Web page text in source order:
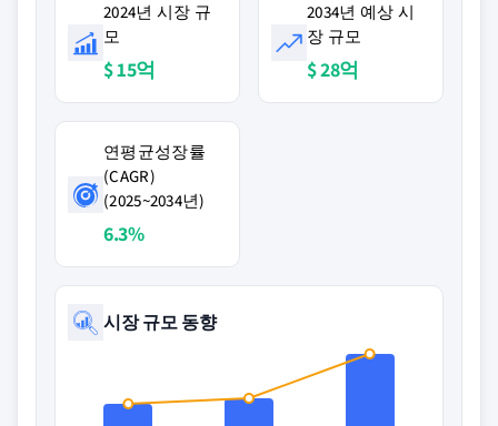
2024년 시장 규
모
$ 15억
2034년 예상 시
장 규모
$ 28억
연평균성장률
(CAGR)
(2025~2034년)
6.3%
시장 규모 동향